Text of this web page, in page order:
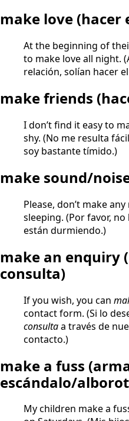
make love (hacer
At the beginning of
to make love all night.
relación, solían hacer
make friends
I don’t find it easy to
shy. (No me resulta
soy bastante tímido.)
make sound/
Please, don’t make
sleeping. (Por favor,
están durmiendo.)
make an enquiry
consulta)
If you wish, you can
contact form. (Si lo
consultaa través de
contacto.)
make a fuss
escándalo/
My children make a